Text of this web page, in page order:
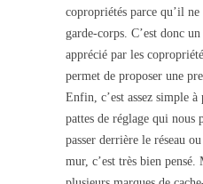
copropriétés parce qu’il ne
garde-corps. C’est donc
apprécié par les
permet de proposer une
Enfin, c’est assez simple
pattes de réglage qui nous
passer derrière le réseau
mur, c’est très bien